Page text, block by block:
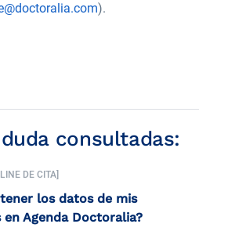
).
consultadas:
DE CITA]
los datos de mis
en Agenda Doctoralia?